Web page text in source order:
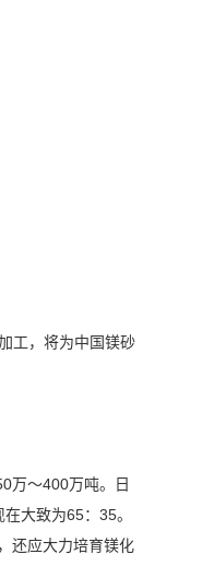
工，将为中国镁砂
万～400万吨。日
大致为65：35。
还应大力培育镁化